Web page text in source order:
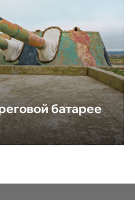
батарее